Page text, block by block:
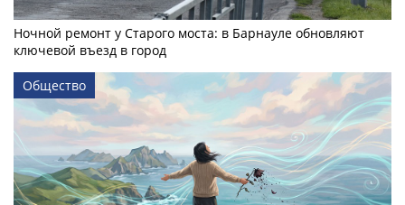
Ночной ремонт у Старого моста: в Барнауле обновляют
ключевой въезд в город
Общество